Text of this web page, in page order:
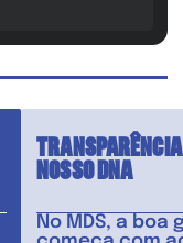
NOSSO DNA
No MDS, a boa